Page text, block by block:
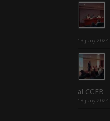
18 juny 2024
al COFB
18 juny 2024